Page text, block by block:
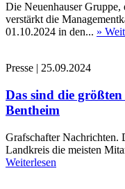
Die Neuenhauser
verstärkt die
01.10.2024 in den... »
Presse | 25.09.2024
Das sind die
Bentheim
Grafschafter Nachrichten.
Landkreis die meisten
Weiterlesen